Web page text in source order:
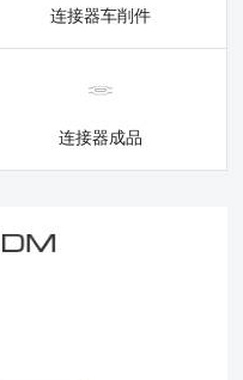
连接器车削件
连接器成品